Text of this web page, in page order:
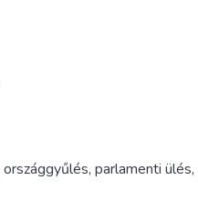
országgyűlés, parlamenti ülés,